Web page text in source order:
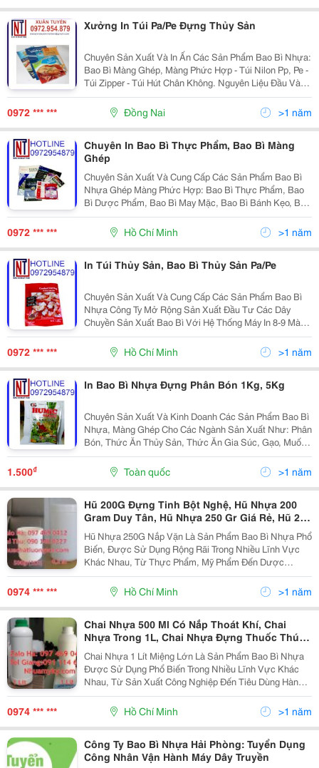
Xưởng In Túi Pa/Pe Đựng Thủy Sản
Chuyên Sản Xuất Và In Ấn Các Sản Phẩm Bao Bì Nhựa:
Bao Bì Màng Ghép, Màng Phức Hợp - Túi Nilon Pp, Pe -
Túi Zipper - Túi Hút Chân Không. Nguyên Liệu Đầu Vào
Đạt Chất Lượng Cao, Sản Xuất Trên Dây Chuyền Máy
Móc Thiết Bị Tối Ưu Được Nhập Từ Đức...
0972 *** *** Đồng Nai >1 năm
Chuyên In Bao Bì Thực Phẩm, Bao Bì Màng
Ghép
Chuyên Sản Xuất Và Cung Cấp Các Sản Phẩm Bao Bì
Nhựa Ghép Màng Phức Hợp: Bao Bì Thực Phẩm, Bao
Bì Dược Phẩm, Bao Bì May Mặc, Bao Bì Bánh Kẹo, Bao
Bì Cho Ngành Sản Xuất Công Nghiệp,.. Với Dây Chuyền
Sản Xuất Bao Bì Với Hệ Thống Máy In 8-9 Màu, Máy...
0972 *** *** Hồ Chí Minh >1 năm
In Túi Thủy Sản, Bao Bì Thủy Sản Pa/Pe
Chuyên Sản Xuất Và Cung Cấp Các Sản Phẩm Bao Bì
Nhựa Công Ty Mở Rộng Sản Xuất Đầu Tư Các Dây
Chuyền Sản Xuất Bao Bì Với Hệ Thống Máy In 8-9 Màu,
Máy Ghép Khô, Máy Tráng Đùn, Máy Chia, Máy Làm Túi
Hàn Lưng, Ba Biên, Túi Đứng Zipper Được Sản Xuất
0972 *** *** Hồ Chí Minh >1 năm
In Bao Bì Nhựa Đựng Phân Bón 1Kg, 5Kg
Chuyên Sản Xuất Và Kinh Doanh Các Sản Phẩm Bao Bì
Nhựa, Màng Ghép Cho Các Ngành Sản Xuất Như: Phân
Bón, Thức Ăn Thủy Sản, Thức Ăn Gia Súc, Gạo, Muối,
Bánh Kẹo, Cà Phê, Thực Phẩm Ăn Uống,.. Với Quy Mô
Nhà Máy Sản Xuất Có Diện Tích Rộng Rãi, Lực...
1.500₫ Toàn quốc >1 năm
Hũ 200G Đựng Tinh Bột Nghệ, Hũ Nhựa 200
Gram Duy Tân, Hũ Nhựa 250 Gr Giá Rẻ, Hũ 250
G Đựng Axit, Hũ 200G Đựng Sốt Cà Chua, Hũ
Tinh Bột Sắn Dây 200 Gram, Hũ Nhựa 250 G
Tròn Cao, Hũ 50 Gram Đựng Kẹo Cao Su
Hũ Nhựa 250G Nắp Vặn Là Sản Phẩm Bao Bì Nhựa Phổ
Biến, Được Sử Dụng Rộng Rãi Trong Nhiều Lĩnh Vực
Khác Nhau, Từ Thực Phẩm, Mỹ Phẩm Đến Dược
Phẩm. Sản Phẩm Có Nhiều Ưu Điểm Vượt Trội, Đáp
Ứng Nhu Cầu Đa Dạng Của Người Dùng. Hũ Nhựa
250G Nắp Vặn Được...
0974 *** *** Hồ Chí Minh >1 năm
Chai Nhựa 500 Ml Có Nắp Thoát Khí, Chai
Nhựa Trong 1L, Chai Nhựa Đựng Thuốc Thú Y,
Chai Nhựa Đựng Thuốc Thủy Sản,Chai Nhựa
Giá Sỉ 500 Ml, Chai Nhựa Giá Rẻ 500 Ml, Chai
Nhựa Hdpe, Chai Trong 1L, Chai Giá Sỉ 500 Ml,
Chai Nhựa 1 Lít Miệng Lớn Là Sản Phẩm Bao Bì Nhựa
Được Sử Dụng Phổ Biến Trong Nhiều Lĩnh Vực Khác
Nhau, Từ Sản Xuất Công Nghiệp Đến Tiêu Dùng Hàng
Ngày. Sản Phẩm Có Nhiều Ưu Điểm Nổi Bật. Chai Nhựa
1 Lít Miệng Lớn Được Làm Từ Nhựa Hdpe Có Độ Bền
0974 *** *** Hồ Chí Minh >1 năm
Công Ty Bao Bì Nhựa Hải Phòng: Tuyển Dụng
Công Nhân Vận Hành Máy Dây Truyền